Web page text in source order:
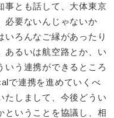
とも話して、大体東京
必要ないんじゃないか
いろんなご縁があったり
あるいは航空路とか、い
いう連携ができるところ
で連携を進めていくべ
たしまして、今後どうい
ということを協議し、相